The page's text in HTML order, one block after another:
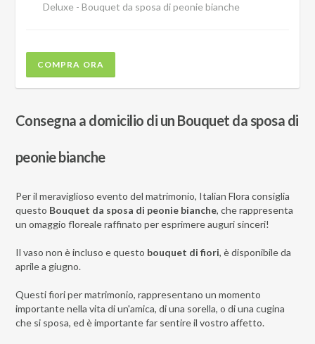
Deluxe - Bouquet da sposa di peonie bianche
COMPRA ORA
Consegna a domicilio di un Bouquet da sposa di
peonie bianche
Per il meraviglioso evento del matrimonio, Italian Flora consiglia
questo Bouquet da sposa di peonie bianche, che rappresenta
un omaggio floreale raffinato per esprimere auguri sinceri!
Il vaso non è incluso e questo bouquet di fiori, è disponibile da
aprile a giugno.
Questi fiori per matrimonio, rappresentano un momento
importante nella vita di un'amica, di una sorella, o di una cugina
che si sposa, ed è importante far sentire il vostro affetto.